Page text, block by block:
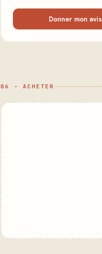
Donner mon avis
06 - ACHETER